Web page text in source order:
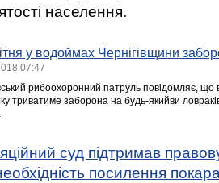
населення.
у водоймах Чернігівщини
07:47
рибоохоронний патруль повідомляє, що
триватиме заборона на будь-якийви
суд підтримав
посилення